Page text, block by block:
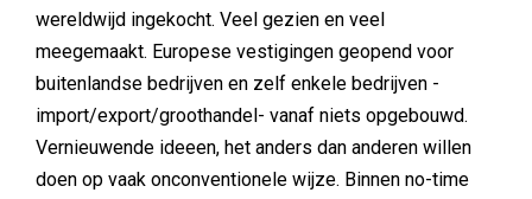
wereldwijd ingekocht. Veel gezien en veel
meegemaakt. Europese vestigingen geopend voor
buitenlandse bedrijven en zelf enkele bedrijven -
import/export/groothandel- vanaf niets opgebouwd.
Vernieuwende ideeen, het anders dan anderen willen
doen op vaak onconventionele wijze. Binnen no-time